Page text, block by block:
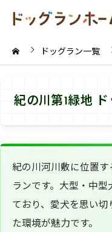
ドッグラン一覧
紀の川第1緑地
紀の川河川敷に位置
ランです。大型・中
ており、愛犬を思い
た環境が魅力です。